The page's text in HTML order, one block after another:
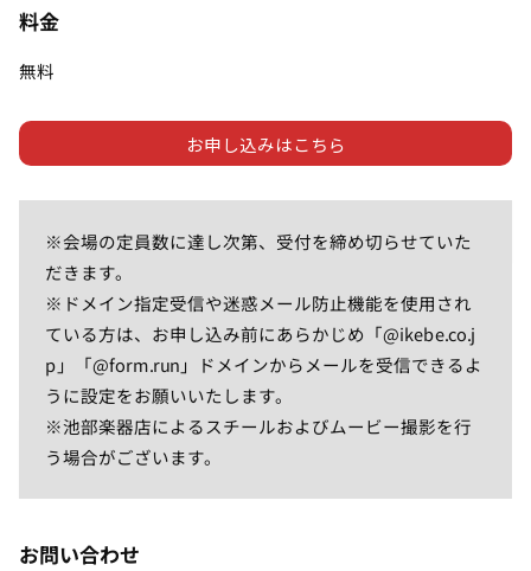
料金
無料
お申し込みはこちら
※会場の定員数に達し次第、受付を締め切らせていた
だきます。
※ドメイン指定受信や迷惑メール防止機能を使用され
ている方は、お申し込み前にあらかじめ「@ikebe.co.j
p」「@form.run」ドメインからメールを受信できるよ
うに設定をお願いいたします。
※池部楽器店によるスチールおよびムービー撮影を行
う場合がございます。
お問い合わせ